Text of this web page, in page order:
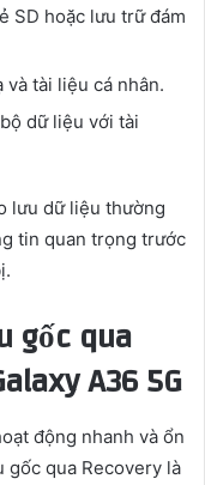
SD hoặc lưu trữ đám
và tài liệu cá nhân.
dữ liệu với tài
lưu dữ liệu thường
tin quan trọng trước
gốc qua
A36 5G
động nhanh và ổn
qua Recovery là